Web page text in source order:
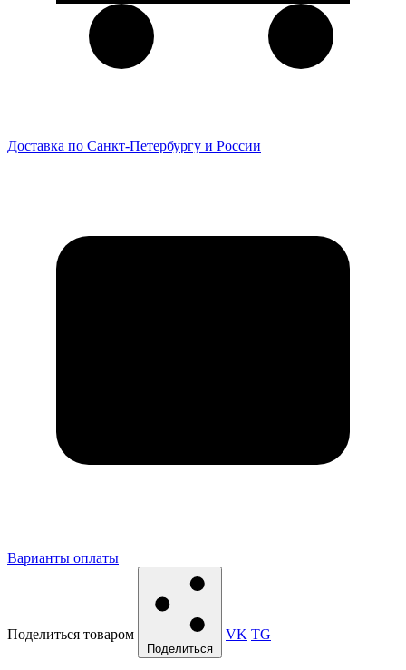
Доставка по Санкт-Петербургу и России
Варианты оплаты
Поделиться товаром
Поделиться
VK TG